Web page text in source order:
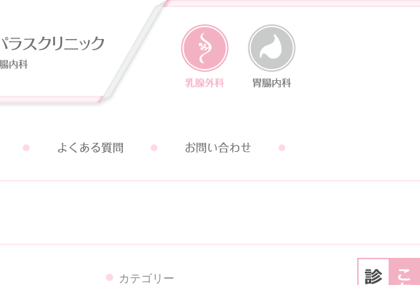
カテゴリー